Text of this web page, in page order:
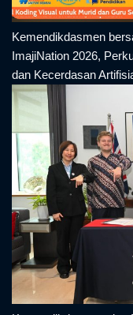
Kemendikdasmen
ImajiNation 2026,
dan Kecerdasan